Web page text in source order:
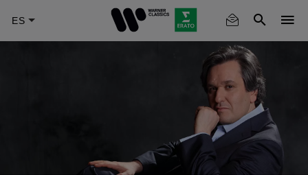
main